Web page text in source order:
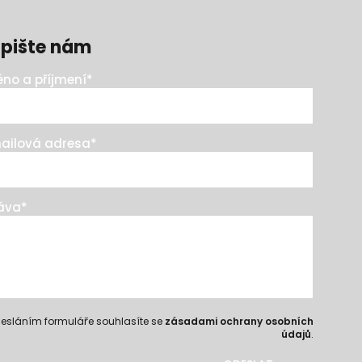
nám
a příjmení*
adresa*
*
formuláře souhlasíte se zásadami ochrany osobních
údajů.